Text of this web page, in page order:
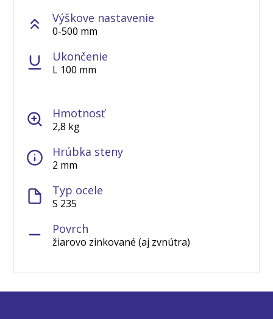
Výškove nastavenie
0-500 mm
Ukončenie
L 100 mm
Hmotnosť
2,8 kg
Hrúbka steny
2 mm
Typ ocele
S 235
Povrch
žiarovo zinkované (aj zvnútra)